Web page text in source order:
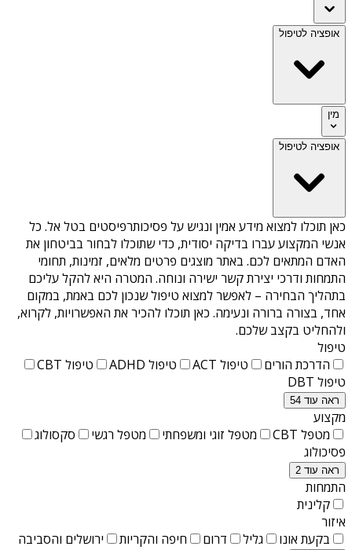
אופציה לטיפול
מין
אופציה לטיפול
כאן תוכלו למצוא מידע אמין ונגיש על פסיכותרפיסטים בטל אל. כל
אנשי המקצוע עברו בדיקה יסודית, כדי שתוכלו לבחור בביטחון את
האדם המתאים לכם. באתר מוצגים פרטים מלאים, זמינות, תחומי
התמחות ודרכי יצירת קשר ישירה ונוחה. המטרה היא להקל עליכם
בתהליך הבחירה – לאפשר למצוא טיפול שנכון לכם באמת, במקום
אחד, בצורה ברורה ונעימה. כאן תוכלו להכיר את האפשרויות, לקרוא,
ולהחליט בקצב שלכם.
טיפול
הדרכת הורים
טיפול ACT טיפול ADHD
טיפול CBT
טיפול DBT
ראה עוד 54
מקצוע
מטפל CBT
מטפל זוגי ומשפחתי מטפל רגשי
סקסולוג
פסיכולוג
ראה עוד 2
התמחות
קלינית
איזור
בקעת אונו
גליל דרום חיפה והקריות ירושלים והסביבה